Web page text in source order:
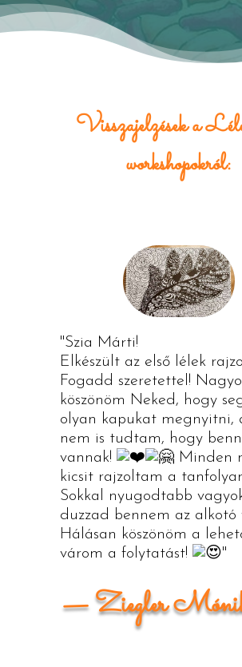
Visszajelzések a
workshopokról:
"Szia Márti!
Elkészült az első lélek
Fogadd szeretettel!
köszönöm Neked, hogy
olyan kapukat megnyitni,
nem is tudtam, hogy
vannak!
Minden
kicsit rajzoltam a
Sokkal nyugodtabb
duzzad bennem az alkotó
Hálásan köszönöm a
várom a folytatást!
"
— Ziegler